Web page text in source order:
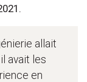
allait
avait les
en